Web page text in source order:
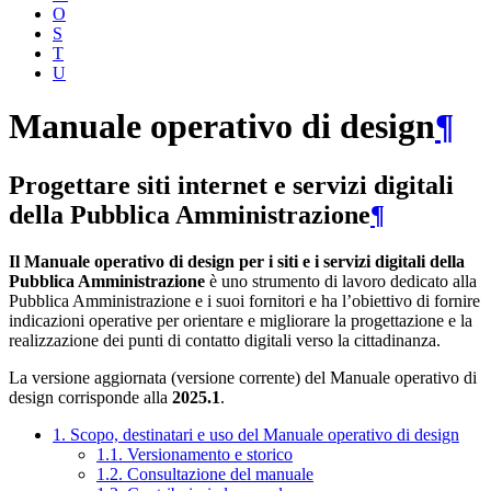
O
S
T
U
Manuale operativo di design¶
Progettare siti internet e servizi digitali
della Pubblica Amministrazione¶
Il Manuale operativo di design per i siti e i servizi digitali della
Pubblica Amministrazione è uno strumento di lavoro dedicato alla
Pubblica Amministrazione e i suoi fornitori e ha l’obiettivo di fornire
indicazioni operative per orientare e migliorare la progettazione e la
realizzazione dei punti di contatto digitali verso la cittadinanza.
La versione aggiornata (versione corrente) del Manuale operativo di
design corrisponde alla 2025.1.
1. Scopo, destinatari e uso del Manuale operativo di design
1.1. Versionamento e storico
1.2. Consultazione del manuale